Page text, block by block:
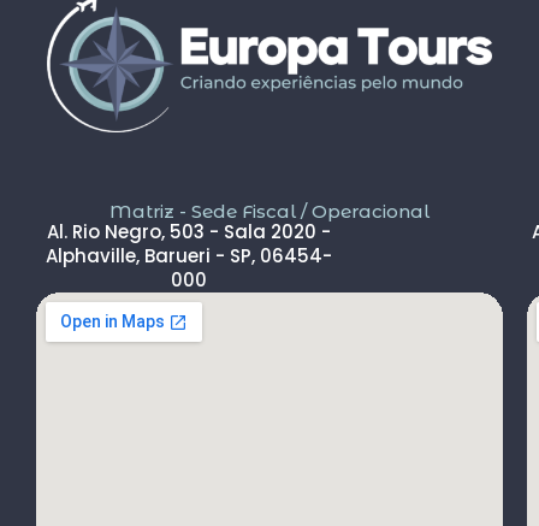
Matriz - Sede Fiscal / Operacional
Al. Rio Negro, 503 - Sala 2020 -
Alphaville, Barueri - SP, 06454-
000